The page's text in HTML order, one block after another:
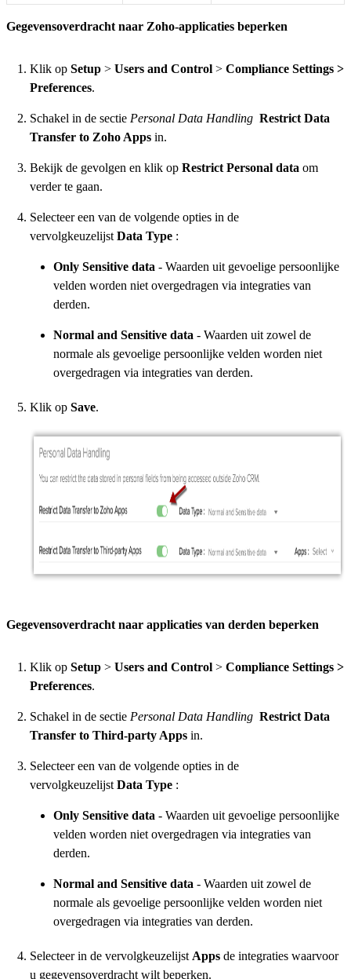
Gegevensoverdracht naar Zoho-applicaties beperken
Klik op Setup > Users and Control > Compliance Settings >
Preferences.
Schakel in de sectie Personal Data Handling Restrict Data
Transfer to Zoho Apps in.
Bekijk de gevolgen en klik op Restrict Personal data om
verder te gaan.
Selecteer een van de volgende opties in de
vervolgkeuzelijst Data Type :
Only Sensitive data - Waarden uit gevoelige persoonlijke
velden worden niet overgedragen via integraties van
derden.
Normal and Sensitive data - Waarden uit zowel de
normale als gevoelige persoonlijke velden worden niet
overgedragen via integraties van derden.
Klik op Save.
Gegevensoverdracht naar applicaties van derden beperken
Klik op Setup > Users and Control > Compliance Settings >
Preferences.
Schakel in de sectie Personal Data Handling Restrict Data
Transfer to Third-party Apps in.
Selecteer een van de volgende opties in de
vervolgkeuzelijst Data Type :
Only Sensitive data - Waarden uit gevoelige persoonlijke
velden worden niet overgedragen via integraties van
derden.
Normal and Sensitive data - Waarden uit zowel de
normale als gevoelige persoonlijke velden worden niet
overgedragen via integraties van derden.
Selecteer in de vervolgkeuzelijst Apps de integraties waarvoor
u gegevensoverdracht wilt beperken.